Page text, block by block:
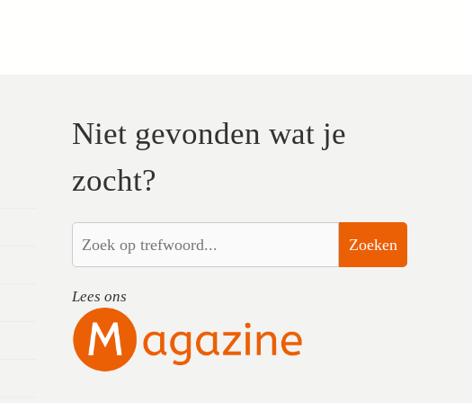
Niet gevonden wat je
zocht?
Zoeken
Lees ons